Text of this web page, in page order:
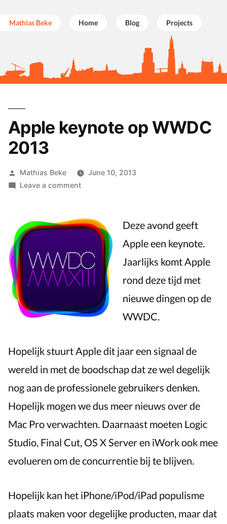
Mathias Beke Home Blog Projects
to
content
Apple keynote op WWDC
2013
Posted
by
Mathias Beke
June 10, 2013
Leave a commenton
op
WWDC
Deze avond geeft
Apple een keynote.
Jaarlijks komt Apple
rond deze tijd met
nieuwe dingen op de
WWDC.
Hopelijk stuurt Apple dit jaar een signaal de
wereld in met de boodschap dat ze wel degelijk
nog aan de professionele gebruikers denken.
Hopelijk mogen we dus meer nieuws over de
Mac Pro verwachten. Daarnaast moeten Logic
Studio, Final Cut, OS X Server en iWork ook mee
evolueren om de concurrentie bij te blijven.
Hopelijk kan het iPhone/iPod/iPad populisme
plaats maken voor degelijke producten, maar dat